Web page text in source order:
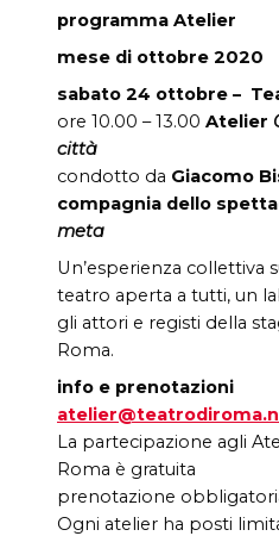
programma Atelier
mese di ottobre 2020
sabato 24 ottobre –
ore 10.00 – 13.00 Atelier
città
condotto da Giacomo
compagnia dello
meta
Un’esperienza collettiva
teatro aperta a tutti, un
gli attori e registi della
Roma.
info e prenotazioni
La partecipazione agli
Roma è gratuita
prenotazione
Ogni atelier ha posti